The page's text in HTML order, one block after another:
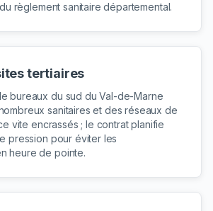
règlement sanitaire départemental.
tertiaires
bureaux du sud du Val-de-Marne
sanitaires et des réseaux de
vite encrassés ; le contrat planifie
pression pour éviter les
heure de pointe.